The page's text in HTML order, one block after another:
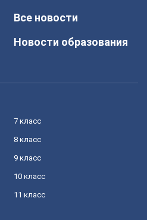
Все новости
Новости образования
7 класс
8 класс
9 класс
10 класс
11 класс